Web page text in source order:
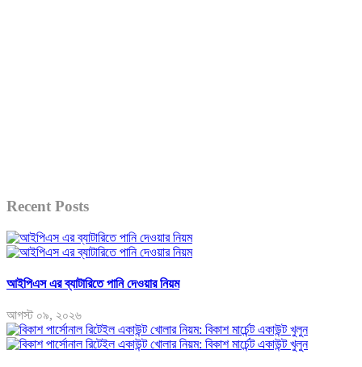
Recent Posts
আইপিএস এর ব্যাটারিতে পানি দেওয়ার নিয়ম
আগস্ট ০৯, ২০২৬